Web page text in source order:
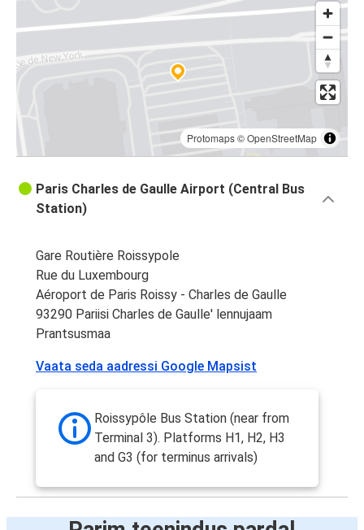
Protomaps©OpenStreetMap
Paris Charles de Gaulle Airport (Central Bus
Station)
Gare Routière Roissypole
Rue du Luxembourg
Aéroport de Paris Roissy - Charles de Gaulle
93290 Pariisi Charles de Gaulle' lennujaam
Prantsusmaa
Vaata seda aadressi Google Mapsist
Roissypôle Bus Station (near from
Terminal 3). Platforms H1, H2, H3
and G3 (for terminus arrivals)